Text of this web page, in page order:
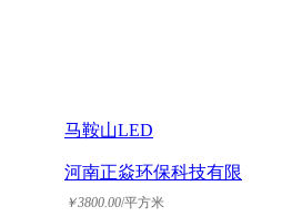
马鞍山LED
河南正焱环保科技有限
公司
￥3800.00/平方米